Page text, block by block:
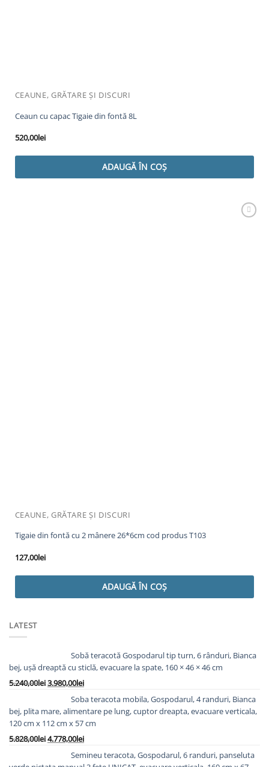
CEAUNE, GRĂTARE ȘI DISCURI
Ceaun cu capac Tigaie din fontă 8L
520,00lei
ADAUGĂ ÎN COȘ
CEAUNE, GRĂTARE ȘI DISCURI
Tigaie din fontă cu 2 mânere 26*6cm cod produs T103
127,00lei
ADAUGĂ ÎN COȘ
LATEST
Sobă teracotă Gospodarul tip turn, 6 rânduri, Bianca
bej, ușă dreaptă cu sticlă, evacuare la spate, 160 × 46 × 46 cm
5.240,00leiPrețul
fost:
3.980,00leiPrețul
curent
este:
3.980,00lei.
Soba teracota mobila, Gospodarul, 4 randuri, Bianca
bej, plita mare, alimentare pe lung, cuptor dreapta, evacuare verticala,
120 cm x 112 cm x 57 cm
5.828,00leiPrețul
a
4.778,00leiPrețul
curent
este:
Semineu teracota, Gospodarul, 6 randuri, panseluta